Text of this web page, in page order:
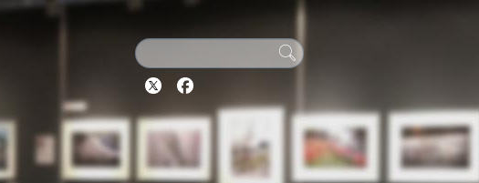
Twitter